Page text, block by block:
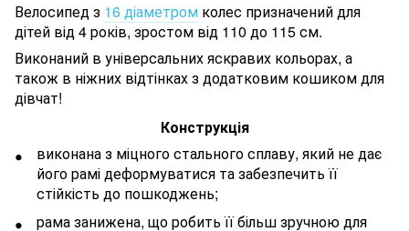
Велосипед з 16 діаметром колес призначений для
дітей від 4 років, зростом від 110 до 115 см.
Виконаний в універсальних яскравих кольорах, а
також в ніжних відтінках з додатковим кошиком для
дівчат!
Конструкція
виконана з міцного стального сплаву, який не дає
його рамі деформуватися та забезпечить її
стійкість до пошкоджень;
рама занижена, що робить її більш зручною для